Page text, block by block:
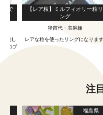
家で
、刺し
へのプ
【レア粒】ミルフィオリ一粒リ
ング
猪苗代・表磐梯
レアな粒を使ったリングになりま
注
福島県